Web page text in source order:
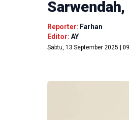
Reporter: Farhan
Editor: AY
Sabtu, 13 September 2025 |